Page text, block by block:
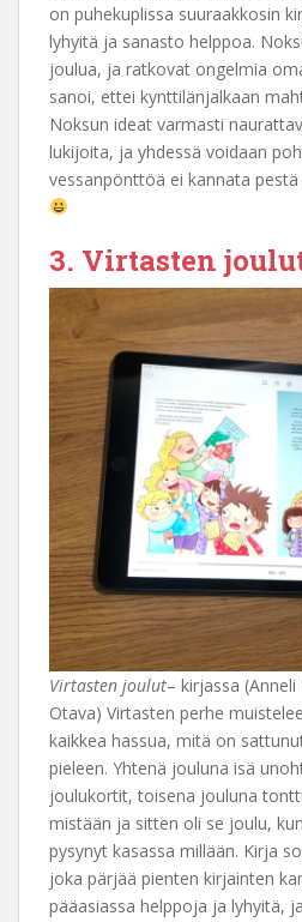
on puhekuplissa suuraakkosin
lyhyitä ja sanasto helppoa.
joulua, ja ratkovat ongelmia
sanoi, ettei kynttilänjalkaan
Noksun ideat varmasti
lukijoita, ja yhdessä voidaan
vessanpönttöä ei kannata
3. Virtasten
Virtasten joulut– kirjassa
Otava) Virtasten perhe
kaikkea hassua, mitä on
pieleen. Yhtenä jouluna isä
joulukortit, toisena jouluna
mistään ja sitten oli se joulu,
pysynyt kasassa millään. Kirja
joka pärjää pienten kirjainten
pääasiassa helppoja ja lyhyitä,